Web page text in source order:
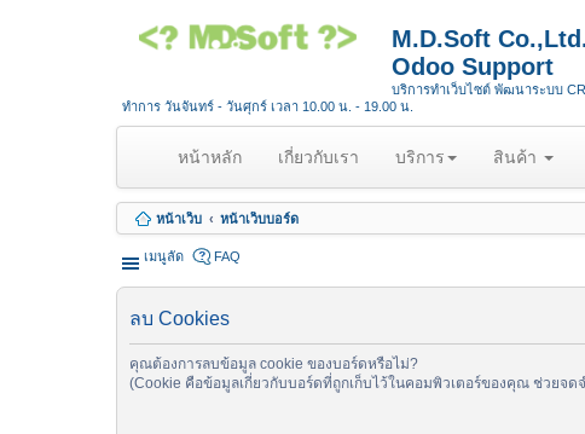
M.D.Soft
Odoo Support
บริการทำเว็บไซต์ พัฒนาระบบ
ทำการ วันจันทร์ - วันศุกร์ เวลา 10.00 น. - 19.00 น.
หน้าหลัก(
u
r
)
เกี่ยวกับเรา บริการ สินค้า
หน้าเว็บ หน้าเว็บบอร์ด
เมนูลัด FAQ
ลบ Cookies
คุณต้องการลบข้อมูล cookie ของบอร์ดหรือไม่?
(Cookie คือข้อมูลเกี่ยวกับบอร์ดที่ถูกเก็บไว้ในคอมพิวเตอร์ของคุณ ช่วยจด